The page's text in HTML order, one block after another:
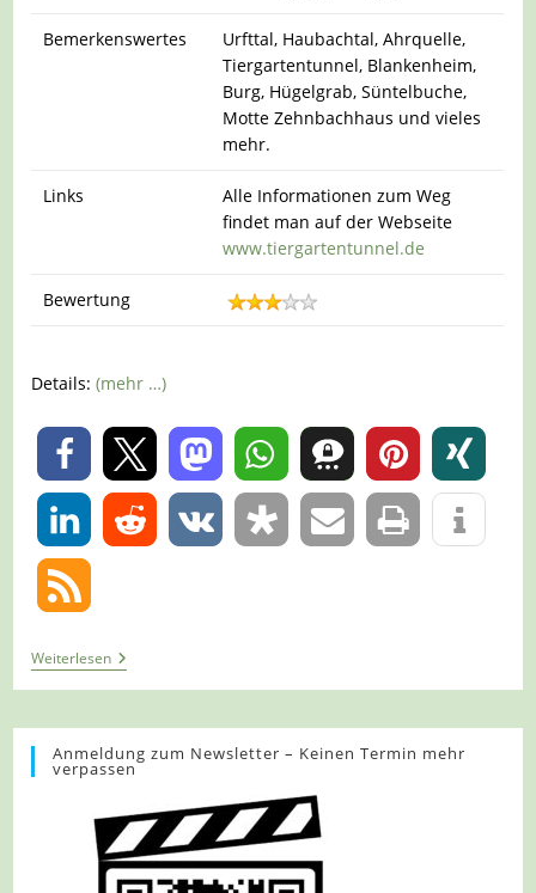
Bemerkenswertes
Urfttal, Haubachtal, Ahrquelle,
Tiergartentunnel, Blankenheim,
Burg, Hügelgrab, Süntelbuche,
Motte Zehnbachhaus und vieles
mehr.
Links
Alle Informationen zum Weg
findet man auf der Webseite
www.tiergartentunnel.de
Bewertung
Details:(mehr …)
0
0
WeiterlesenTour
954
–
–
Tiergartentunnelwanderweg
Anmeldung zum Newsletter – Keinen Termin mehr
verpassen